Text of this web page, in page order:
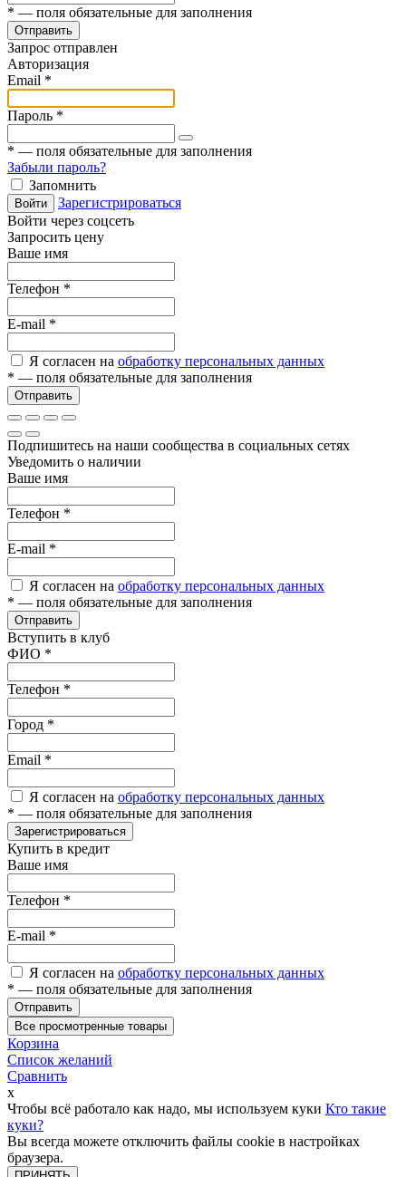
* — поля обязательные для заполнения
Отправить
Запрос отправлен
Авторизация
Email *
Пароль *
* — поля обязательные для заполнения
Забыли пароль?
Запомнить
Войти
Зарегистрироваться
Войти через соцсеть
Запросить цену
Ваше имя
Телефон *
E-mail *
Я согласен на обработку персональных данных
* — поля обязательные для заполнения
Отправить
Подпишитесь на наши сообщества в социальных сетях
Уведомить о наличии
Ваше имя
Телефон *
E-mail *
Я согласен на обработку персональных данных
* — поля обязательные для заполнения
Отправить
Вступить в клуб
ФИО *
Телефон *
Город *
Email *
Я согласен на обработку персональных данных
* — поля обязательные для заполнения
Зарегистрироваться
Купить в кредит
Ваше имя
Телефон *
E-mail *
Я согласен на обработку персональных данных
* — поля обязательные для заполнения
Отправить
Все просмотренные товары
Корзина
Список желаний
Сравнить
x
Чтобы всё работало как надо, мы используем куки Кто такие
куки?
Вы всегда можете отключить файлы cookie в настройках
браузера.